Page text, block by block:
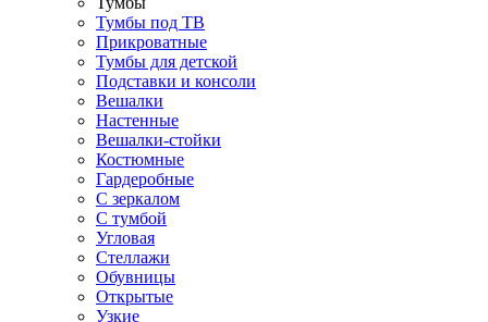
Тумбы под ТВ
Прикроватные
Тумбы для детской
Подставки и консоли
Вешалки
Настенные
Вешалки-стойки
Костюмные
Гардеробные
С зеркалом
С тумбой
Угловая
Стеллажи
Обувницы
Открытые
Узкие